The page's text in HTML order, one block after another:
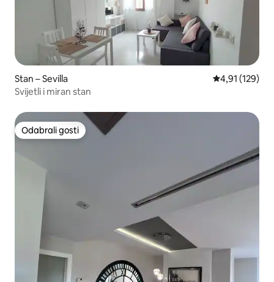
Stan – Sevilla Prosječna
4,91 (129)
Svijetli i miran stan
Odabrali gosti
Odabrali gosti